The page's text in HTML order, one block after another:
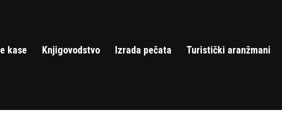
kase Knjigovodstvo Izrada pečata Turistički aranžmani